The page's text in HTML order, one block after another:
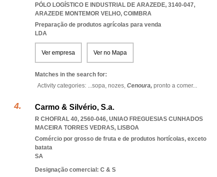
PÓLO LOGÍSTICO E INDUSTRIAL DE ARAZEDE, 3140-047,
ARAZEDE MONTEMOR VELHO, COIMBRA
Preparação de produtos agrícolas para venda
LDA
Ver empresa Ver no Mapa
Matches in the search for:
Activity categories: ...sopa, nozes, Cenoura, pronto a comer...
Carmo & Silvério, S.a.
R CHOFRAL 40, 2560-046, UNIAO FREGUESIAS CUNHADOS
MACEIRA TORRES VEDRAS, LISBOA
Comércio por grosso de fruta e de produtos hortícolas, exceto
batata
SA
Designação comercial: C & S